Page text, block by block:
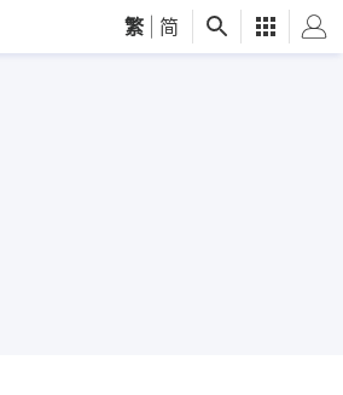
繁 简